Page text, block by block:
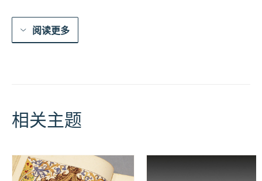
阅读更多
相关主题